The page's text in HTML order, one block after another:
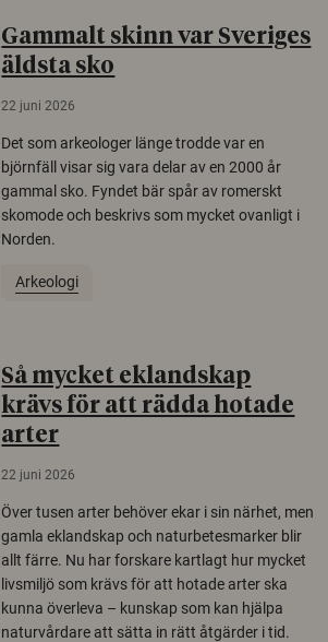
Gammalt skinn var Sveriges
äldsta sko
22 juni 2026
Det som arkeologer länge trodde var en
björnfäll visar sig vara delar av en 2000 år
gammal sko. Fyndet bär spår av romerskt
skomode och beskrivs som mycket ovanligt i
Norden.
Arkeologi
Så mycket eklandskap
krävs för att rädda hotade
arter
22 juni 2026
Över tusen arter behöver ekar i sin närhet, men
gamla eklandskap och naturbetesmarker blir
allt färre. Nu har forskare kartlagt hur mycket
livsmiljö som krävs för att hotade arter ska
kunna överleva – kunskap som kan hjälpa
naturvårdare att sätta in rätt åtgärder i tid.